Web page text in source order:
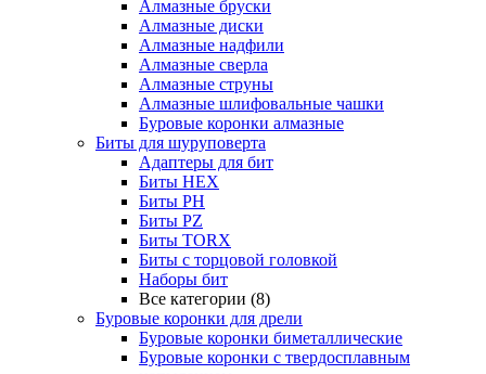
Алмазные бруски
Алмазные диски
Алмазные надфили
Алмазные сверла
Алмазные струны
Алмазные шлифовальные чашки
Буровые коронки алмазные
Биты для шуруповерта
Адаптеры для бит
Биты HEX
Биты PH
Биты PZ
Биты TORX
Биты с торцовой головкой
Наборы бит
Все категории (8)
Буровые коронки для дрели
Буровые коронки биметаллические
Буровые коронки с твердосплавным